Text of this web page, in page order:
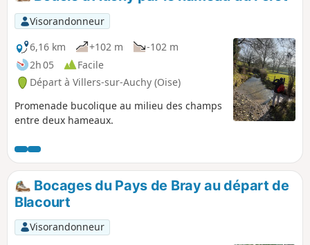
Visorandonneur
6,16 km
+102 m
-102 m
2h 05
Facile
Départ à Villers-sur-Auchy (Oise)
Promenade bucolique au milieu des champs
entre deux hameaux.
Bocages du Pays de Bray au départ de
Blacourt
Visorandonneur